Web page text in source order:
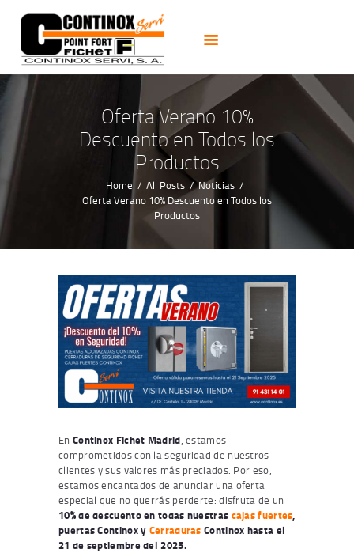
Oferta Verano 10%
Descuento en Todos los
Productos
Home All Posts
Noticias
Oferta Verano 10% Descuento en Todos los
Productos
PUERTAS
CERRADURAS
CAJAS FUERTES
CERRAJEROS 24H
ALARMAS CCTV
NOTICIAS
CONTACTO
En Continox Fichet Madrid , estamos
comprometidos con la seguridad de nuestros
clientes y sus valores más preciados. Por eso,
estamos encantados de anunciar una oferta
especial que no querrás perderte: disfruta de un
10% de descuento en todas nuestras cajas fuertes
puertas Continox y Cerraduras Continox hasta el
21 de septiembre del 2025.